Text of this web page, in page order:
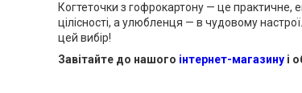
Когтеточки з гофрокартону — це практичне,
цілісності, а улюбленця — в чудовому
цей вибір!
Завітайте до нашого інтернет-магазину і